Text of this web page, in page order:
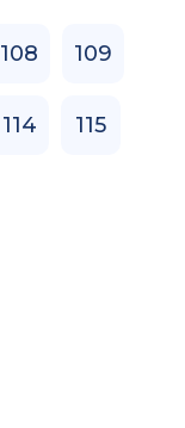
108 109
114 115